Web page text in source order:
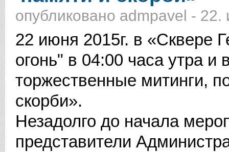
опубликовано admpavel - 22.
22 июня 2015г. в «Сквере
огонь" в 04:00 часа утра и
торжественные митинги,
скорби».
Незадолго до начала
представители